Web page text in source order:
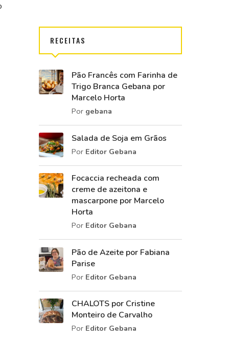
RECEITAS
Pão Francês com Farinha de
Trigo Branca Gebana por
Marcelo Horta
Por gebana
Salada de Soja em Grãos
Por Editor Gebana
Focaccia recheada com
creme de azeitona e
mascarpone por Marcelo
Horta
Por Editor Gebana
Pão de Azeite por Fabiana
Parise
Por Editor Gebana
CHALOTS por Cristine
Monteiro de Carvalho
Por Editor Gebana